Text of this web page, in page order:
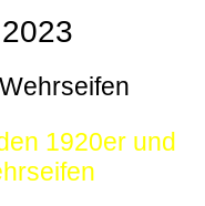
1920er und